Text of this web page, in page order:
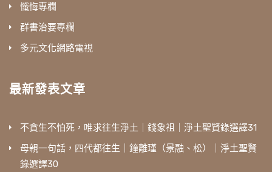
懺悔專欄
群書治要專欄
多元文化網路電視
最新發表文章
不貪生不怕死，唯求往生淨土｜錢象祖｜淨土聖賢錄選譯31
母親一句話，四代都往生｜鐘離瑾（景融、松）｜淨土聖賢
錄選譯30